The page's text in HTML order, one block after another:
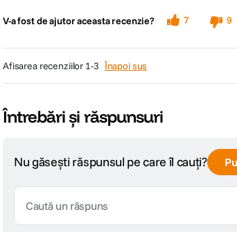
V-a fost de ajutor aceasta recenzie? 7 9
afisarea recenziilor 1-3 Înapoi sus
Întrebări și răspunsuri
Nu găsești răspunsul pe care îl cauți?